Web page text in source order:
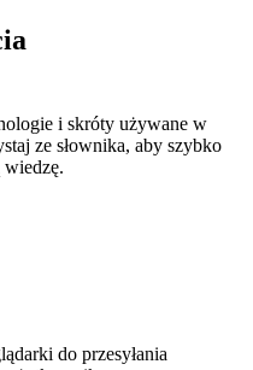
i skróty używane w
ze słownika, aby szybko
do przesyłania